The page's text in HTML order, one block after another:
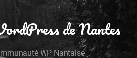
de Nantes
WP Nantaise